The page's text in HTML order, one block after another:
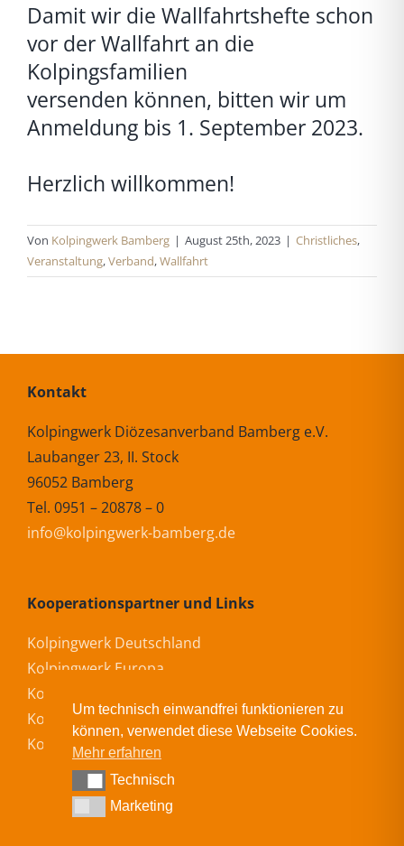
Damit wir die Wallfahrtshefte schon
vor der Wallfahrt an die
Kolpingsfamilien
versenden können, bitten wir um
Anmeldung bis 1. September 2023.
Herzlich willkommen!
Von Kolpingwerk Bamberg | August 25th, 2023 | Christliches,
Veranstaltung,Verband,Wallfahrt
Kontakt
Kolpingwerk Diözesanverband Bamberg e.V.
Laubanger 23, II. Stock
96052 Bamberg
Tel. 0951 – 20878 – 0
info@kolpingwerk-bamberg.de
Kooperationspartner und Links
Kolpingwerk Deutschland
Kolpingwerk Europa
Kolpingwerk International
Kolping-Bildungswerk Bamberg
Kolping-Akademie
Um technisch einwandfrei funktionieren zu
können, verwendet diese Webseite Cookies.
Mehr erfahren
TechnischTechnisch
MarketingMarketing